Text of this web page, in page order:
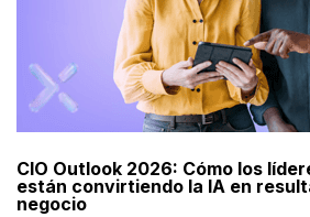
CIO Outlook 2026: Cómo los
están convirtiendo la IA en
negocio